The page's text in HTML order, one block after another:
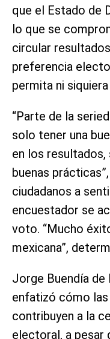
que el Estado de
lo que se
circular
preferencia
permita ni
“Parte de la
solo tener una
en los
buenas
ciudadanos a
encuestador se
voto. “Mucho
mexicana”,
Jorge Buendía de
enfatizó cómo
contribuyen a la
electoral, a pesar